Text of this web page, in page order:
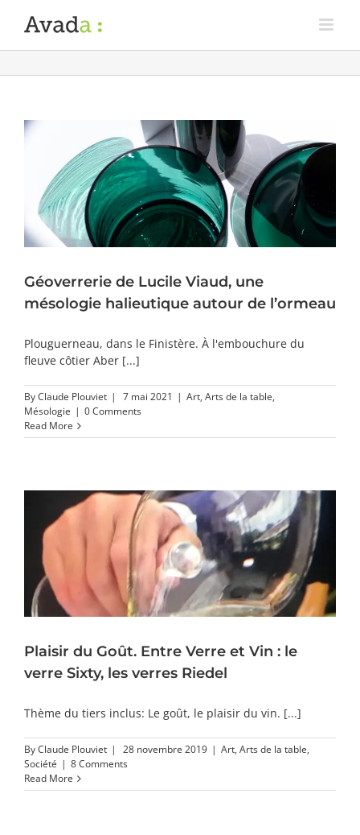
Géoverrerie de Lucile Viaud, une
mésologie halieutique autour de l’ormeau
Plouguerneau, dans le Finistère. À l'embouchure du
fleuve côtier Aber [...]
ByClaude Plouviet | 7 mai 2021 | Art, Arts de la table,
Mésologie | 0 Comments
Read More
Plaisir du Goût. Entre Verre et Vin : le
verre Sixty, les verres Riedel
Thème du tiers inclus: Le goût, le plaisir du vin. [...]
ByClaude Plouviet | 28 novembre 2019 | Art, Arts de la table,
Société | 8 Comments
Read More